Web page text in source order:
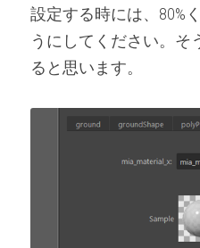
設定する時には、80%
うにしてください。そ
ると思います。